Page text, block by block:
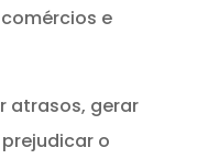
e
atrasos, gerar
o